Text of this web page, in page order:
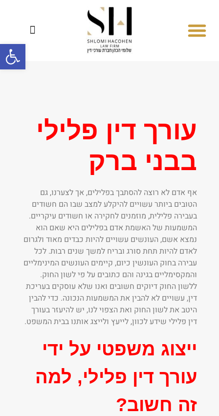
עורך דין פלילי
בבני ברק
אף אדם לא רוצה להסתבך בפלילים, אך לצערנו, גם
הטובים ביותר עשויים להיקלע למצב שבו הם חשודים
בעבירה פלילית, מוזמנים לחקירה או חשודים עיקריים.
המשמעות של האשמת אדם בפלילים היא שאם הוא
נמצא אשם, העונשים עשויים להיות כבדים מאוד ולגרום
לאדם להיות תחת סורג ובריח למשך שנים רבות. לכל
עבירה בחוק העונשין כיום, קיימים העונשים המינימליים
והמקסימליים בגינה והם כתובים על פי לשון החוק.
ללשון החוק דיוקים חשובים ואנו שלא עוסקים בעריכת
דין, עשויים לא להבין את המשמעות הנכונה. כדי להבין
היטב את לשון החוק ואת הצפוי לנו, יש להיעזר בעורך
דין פלילי שידע לכוון, לייעץ ולייצג אותנו בבית המשפט.
ייצוג משפטי על ידי
עורך דין פלילי, למה
זה חשוב?
פתח